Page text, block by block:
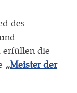
des
erfüllen die
„Meister der